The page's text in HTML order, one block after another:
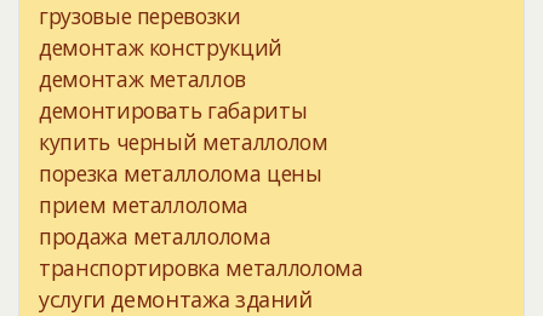
грузовые перевозки
демонтаж конструкций
демонтаж металлов
демонтировать габариты
купить черный металлолом
порезка металлолома цены
прием металлолома
продажа металлолома
транспортировка металлолома
услуги демонтажа зданий